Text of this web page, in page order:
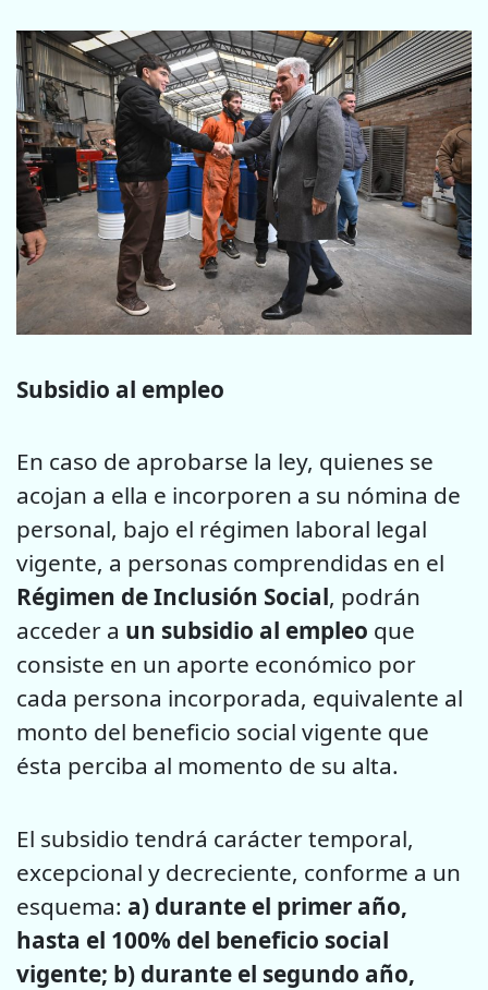
Subsidio al empleo
En caso de aprobarse la ley, quienes se
acojan a ella e incorporen a su nómina de
personal, bajo el régimen laboral legal
vigente, a personas comprendidas en el
Régimen de Inclusión Social, podrán
acceder a un subsidio al empleo que
consiste en un aporte económico por
cada persona incorporada, equivalente al
monto del beneficio social vigente que
ésta perciba al momento de su alta.
El subsidio tendrá carácter temporal,
excepcional y decreciente, conforme a un
esquema: a) durante el primer año,
hasta el 100% del beneficio social
vigente; b) durante el segundo año,